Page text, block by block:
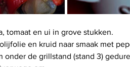
tomaat en ui in grove stukken.
en kruid naar smaak met
onder de grillstand (stand 3)